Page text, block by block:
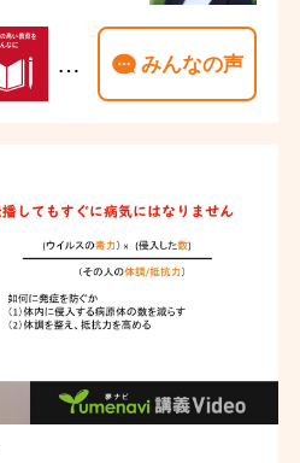
… みんなの声